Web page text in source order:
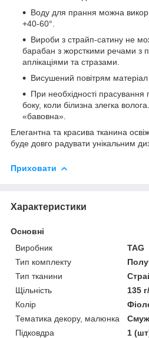
Воду для прання можна
+40-60°.
Вироби з страйп-сатину не
барабан з жорсткими речами з
аплікаціями та стразами.
Висушений повітрям
При необхідності прасування
боку, коли білизна злегка
«бавовна».
Елегантна та красива тканина
буде довго радувати унікальним
Приховати
Характеристики
Основні
Виробник
TAG
Тип комплекту
Тип тканини
Щільність
135
Колір
Тематика декору, малюнка
Підковдра
1